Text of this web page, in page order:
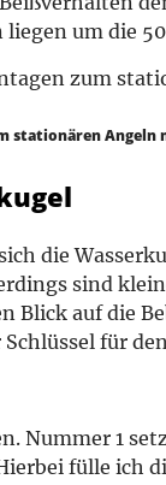
um die
stationären Angeln
die
sind
Blick auf die
für
Nummer 1
fülle ich